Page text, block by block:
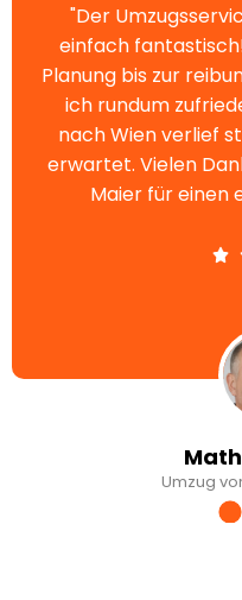
Umzug
"Der
einfach
Planung bis zur
ich rundum
nach Wien verlief
erwartet. Vielen
Maier für einen